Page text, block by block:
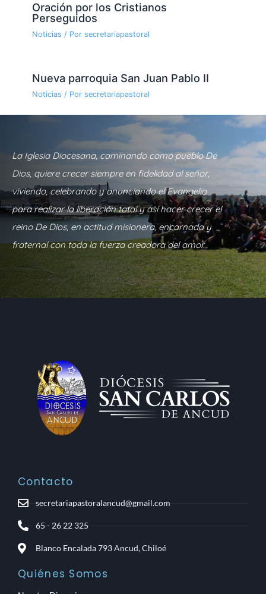
Oración por los Cristianos
Perseguidos
Noticias / Por secretariapastoral
Nueva parroquia San Juan Pablo II
Noticias / Por secretariapastoral
La Iglesia Diocesana, caminando como pueblo De
Dios, quiere crecer siempre en fidelidad al señor,
viviendo, celebrando y anunciando el Evangelio
para realizar la liberación total y así hacer crecer el
reino De Dios, en actitud misionera, encarnada y
fraternal con toda la fuerza creadora del amor.
Contacto
secretariapastoralancud@gmail.com
65 - 26 22 325
Blanco Encalada 793 Ancud, Chiloé
Quiénes Somos